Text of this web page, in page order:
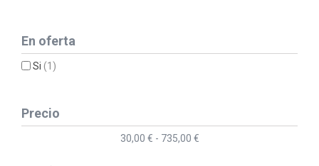
En oferta
Si(1)
Precio
30,00 € - 735,00 €